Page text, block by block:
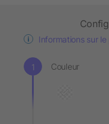
Informations sur
Couleur